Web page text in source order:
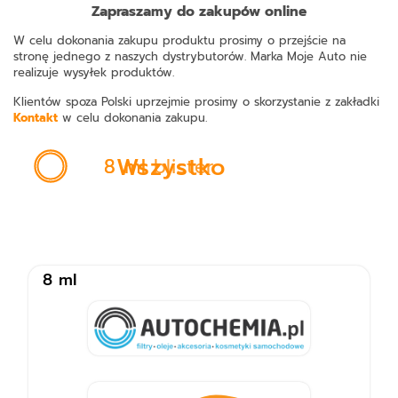
Zapraszamy do zakupów online
W celu dokonania zakupu produktu prosimy o przejście na
stronę jednego z naszych dystrybutorów. Marka Moje Auto nie
realizuje wysyłek produktów.
Klientów spoza Polski uprzejmie prosimy o skorzystanie z zakładki
Kontakt w celu dokonania zakupu.
•
8 ml